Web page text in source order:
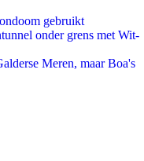
gebruikt
onder grens met Wit-
Meren, maar Boa's